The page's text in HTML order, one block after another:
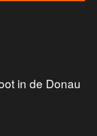
in de Donau